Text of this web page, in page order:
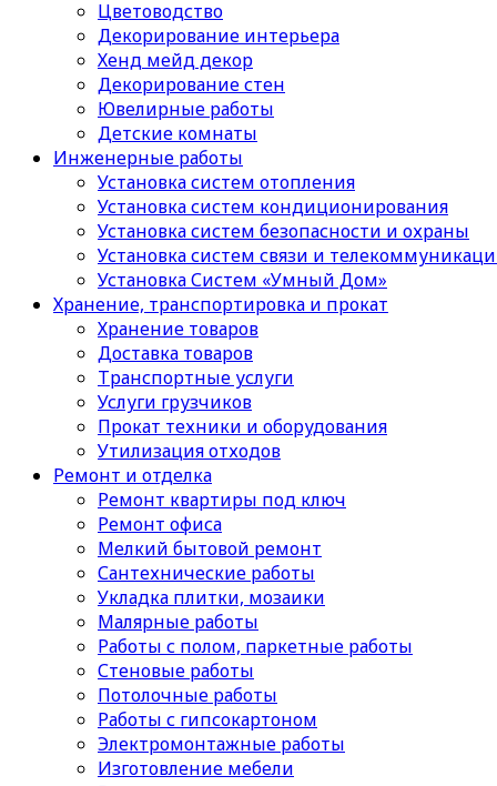
Цветоводство
Декорирование интерьера
Хенд мейд декор
Декорирование стен
Ювелирные работы
Детские комнаты
Инженерные работы
Установка систем отопления
Установка систем кондиционирования
Установка систем безопасности и охраны
Установка систем связи и
Установка Систем «Умный Дом»
Хранение, транспортировка и прокат
Хранение товаров
Доставка товаров
Транспортные услуги
Услуги грузчиков
Прокат техники и оборудования
Утилизация отходов
Ремонт и отделка
Ремонт квартиры под ключ
Ремонт офиса
Мелкий бытовой ремонт
Сантехнические работы
Укладка плитки, мозаики
Малярные работы
Работы с полом, паркетные работы
Стеновые работы
Потолочные работы
Работы с гипсокартоном
Электромонтажные работы
Изготовление мебели